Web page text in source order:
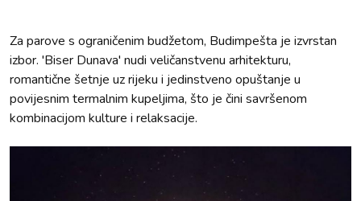
Za parove s ograničenim budžetom, Budimpešta je izvrstan
izbor. 'Biser Dunava' nudi veličanstvenu arhitekturu,
romantične šetnje uz rijeku i jedinstveno opuštanje u
povijesnim termalnim kupeljima, što je čini savršenom
kombinacijom kulture i relaksacije.